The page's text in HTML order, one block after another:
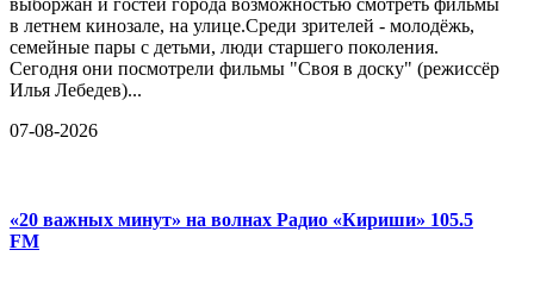
выборжан и гостей города возможностью смотреть фильмы
в летнем кинозале, на улице.Среди зрителей - молодёжь,
семейные пары с детьми, люди старшего поколения.
Сегодня они посмотрели фильмы "Своя в доску" (режиссёр
Илья Лебедев)...
07-08-2026
«20 важных минут» на волнах Радио «Кириши» 105.5
FM